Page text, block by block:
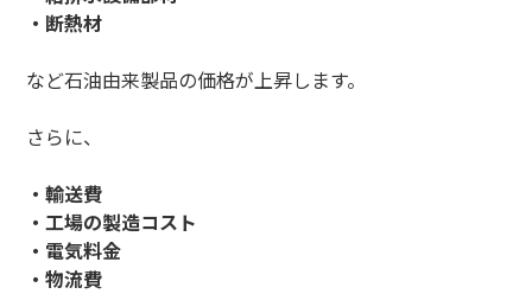
・断熱材
など石油由来製品の価格が上昇します。
さらに、
・輸送費
・工場の製造コスト
・電気料金
・物流費